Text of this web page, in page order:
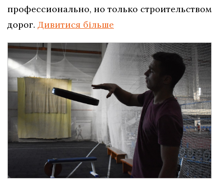
профессионально, но только строительством
дорог. Дивитися більше